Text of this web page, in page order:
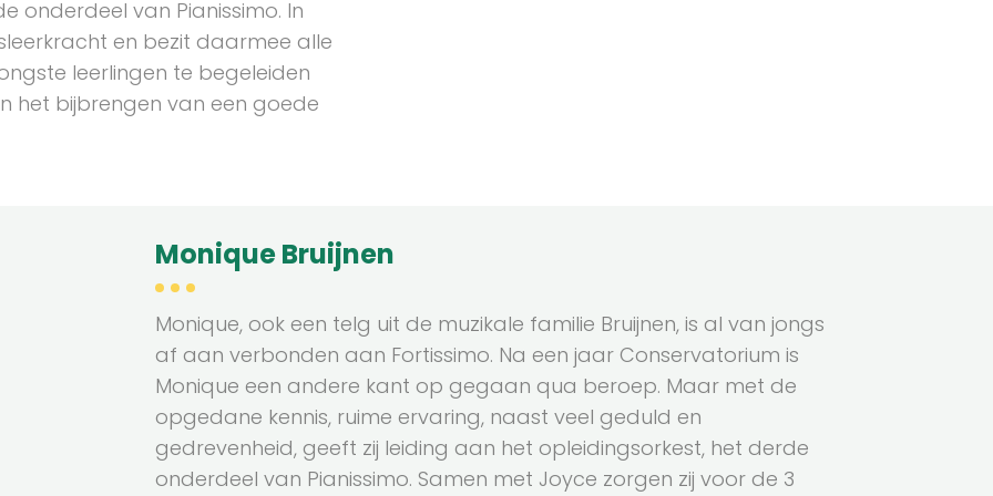
onderdeel van Pianissimo. In
en bezit daarmee alle
leerlingen te begeleiden
het bijbrengen van een goede
Monique Bruijnen
Monique, ook een telg uit de muzikale familie Bruijnen, is al van jongs
af aan verbonden aan Fortissimo. Na een jaar Conservatorium is
Monique een andere kant op gegaan qua beroep. Maar met de
opgedane kennis, ruime ervaring, naast veel geduld en
gedrevenheid, geeft zij leiding aan het opleidingsorkest, het derde
onderdeel van Pianissimo. Samen met Joyce zorgen zij voor de 3